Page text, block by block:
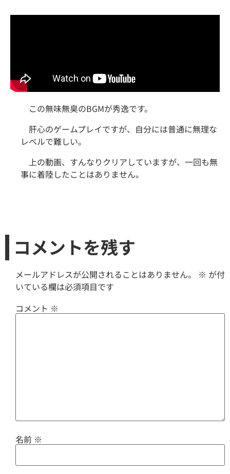
この無味無臭のBGMが秀逸です。
肝心のゲームプレイですが、自分には普通に無理な
レベルで難しい。
上の動画、すんなりクリアしていますが、一回も無
事に着陸したことはありません。
コメントを残す
メールアドレスが公開されることはありません。 ※ が付
いている欄は必須項目です
コメント ※
名前 ※